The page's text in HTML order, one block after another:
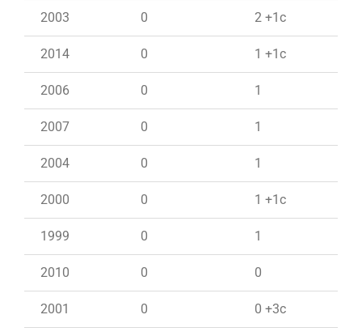
2003 0 2 +1c
2014 0 1 +1c
2006 0 1
2007 0 1
2004 0 1
2000 0 1 +1c
1999 0 1
2010 0 0
2001 0 0 +3c